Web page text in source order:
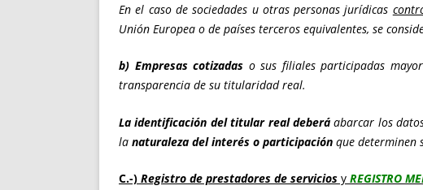
En el caso de sociedades u otras personas jurídicas
Unión Europea o de países terceros equivalentes, se
b) Empresas cotizadas o sus filiales participadas
transparencia de su titularidad real.
La identificación del titular real deberáabarcar los
la naturaleza del interés o participación que determinen
C.-) Registro de prestadores de servicios y REGISTRO